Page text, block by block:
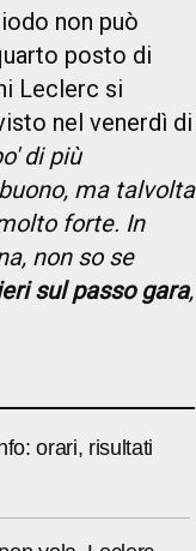
non può
posto di
Leclerc si
nel venerdì di
di più
ma talvolta
forte. In
non so se
sul passo gara,
orari, risultati